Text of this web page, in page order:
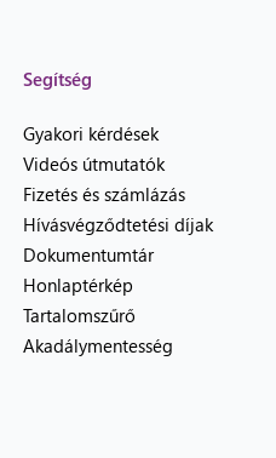
Segítség
Gyakori kérdések
Videós útmutatók
Fizetés és számlázás
Hívásvégződtetési díjak
Dokumentumtár
Honlaptérkép
Tartalomszűrő
Akadálymentesség